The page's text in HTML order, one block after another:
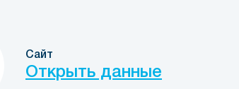
Сайт
Открыть данные